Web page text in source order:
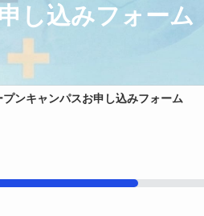
し込みフォーム
プンキャンパスお申し込みフォーム